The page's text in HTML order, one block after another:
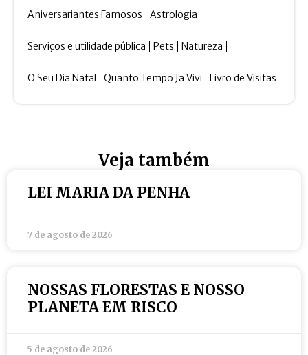
Aniversariantes Famosos Astrologia
Serviços e utilidade pública Pets Natureza
O Seu Dia Natal Quanto Tempo Ja Vivi Livro de Visitas
Veja também
LEI MARIA DA PENHA
7 de agosto de 2026
NOSSAS FLORESTAS E NOSSO
PLANETA EM RISCO
5 de agosto de 2026